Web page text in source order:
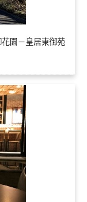
園－皇居東御苑